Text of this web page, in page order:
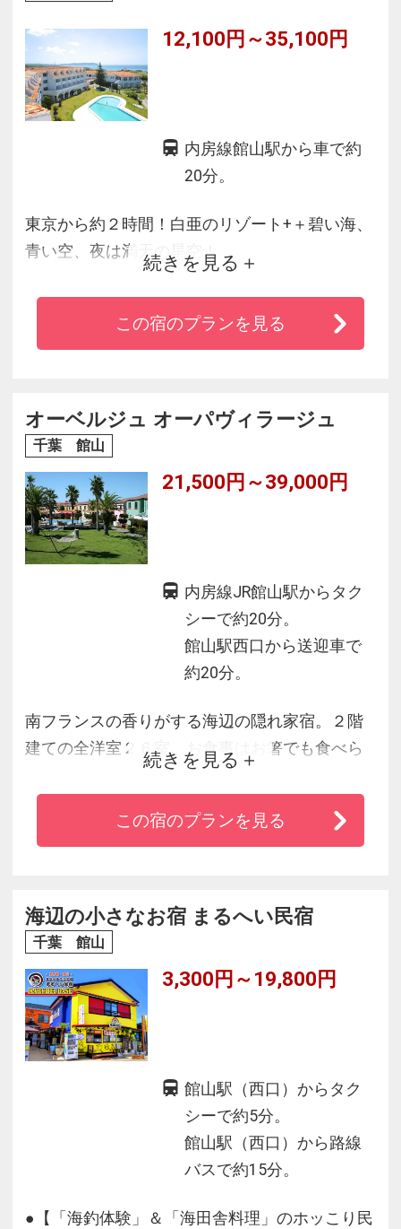
12,100円～35,100円
内房線館山駅から車で約
20分。
東京から約２時間！白亜のリゾート+＋碧い海、
青い空、夜は満天の星空！
ホテル最上階から見下ろす展望露天風呂、自家
源泉お湯はとろとろの美肌源泉！
テニス、スカッシュ、卓球、カラオケなど施設
続きを見る
この宿のプランを見る
オーベルジュ オーパヴィラージュ
千葉 館山
21,500円～39,000円
内房線JR館山駅からタク
シーで約20分。
館山駅西口から送迎車で
約20分。
南フランスの香りがする海辺の隠れ家宿。２階
建ての全洋室２６室。お食事はお箸でも食べら
れる気軽なフランス料理。地元房総の海・里の
旬の美味をお出しします。露天風呂ほかの貸切
風呂６カ所やライブラリー等施設も充実してい
続きを見る
この宿のプランを見る
海辺の小さなお宿 まるへい民宿
千葉 館山
3,300円～19,800円
館山駅（西口）からタク
シーで約5分。
館山駅（西口）から路線
バスで約15分。
●【「海釣体験」＆「海田舎料理」のホッこり民